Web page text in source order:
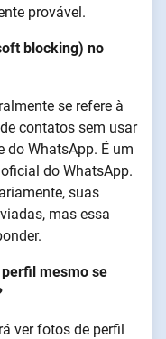
provável.
blocking) no
se refere à
contatos sem usar
do WhatsApp. É um
do WhatsApp.
suas
mas essa
mesmo se
ver fotos de perfil